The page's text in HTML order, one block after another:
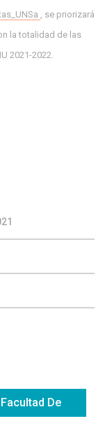
, se priorizará
la totalidad de las
2021-2022.
De